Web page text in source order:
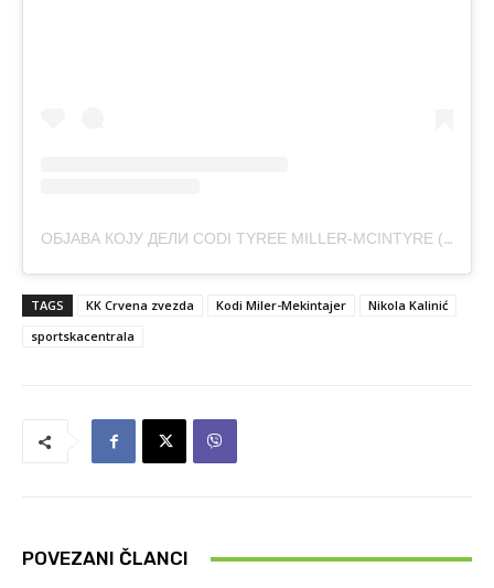
ОБЈАВА КОЈУ ДЕЛИ CODI TYREE MILLER-MCINTYRE (@CODITYREE)
TAGS KK Crvena zvezda Kodi Miler-Mekintajer
Nikola Kalinić
sportskacentrala
POVEZANI ČLANCI